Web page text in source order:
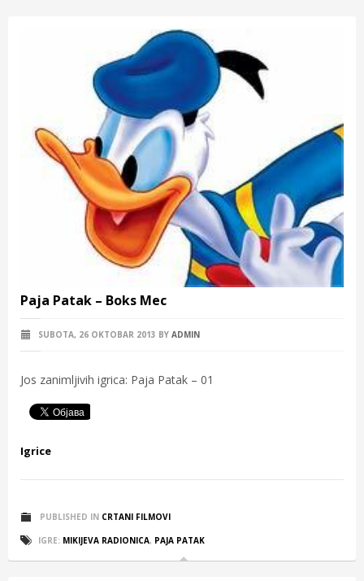
Paja Patak – Boks Mec
SUBOTA, 26 OKTOBAR 2013 BY ADMIN
Jos zanimljivih igrica: Paja Patak – 01
Igrice
PUBLISHED IN CRTANI FILMOVI
IGRE: MIKIJEVA RADIONICA, PAJA PATAK